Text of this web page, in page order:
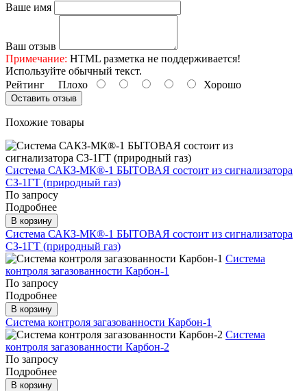
Ваше имя
Ваш отзыв
Примечание: HTML разметка не поддерживается!
Используйте обычный текст.
Рейтинг Плохо Хорошо
Оставить отзыв
Похожие товары
Система САКЗ-МК®-1 БЫТОВАЯ состоит из сигнализатора
СЗ-1ГТ (природный газ)
По запросу
Подробнее
В корзину
Система САКЗ-МК®-1 БЫТОВАЯ состоит из сигнализатора
СЗ-1ГТ (природный газ)
Система
контроля загазованности Карбон-1
По запросу
Подробнее
В корзину
Система контроля загазованности Карбон-1
Система
контроля загазованности Карбон-2
По запросу
Подробнее
В корзину